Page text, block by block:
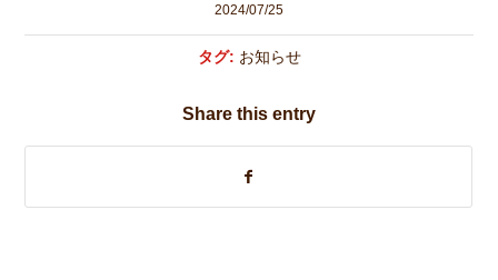
2024/07/25
タグ: お知らせ
Share this entry